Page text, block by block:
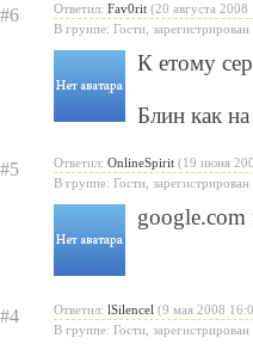
#6 Ответил: Fav0rit (20 августа 2008
В группе: Гости, зарегистрирован
К етому
Блин как
#5 Ответил: OnlineSpirit (19 июня
В группе: Гости, зарегистрирован
google.com
#4 Ответил: lSilencel (9 мая 2008
В группе: Гости, зарегистрирован